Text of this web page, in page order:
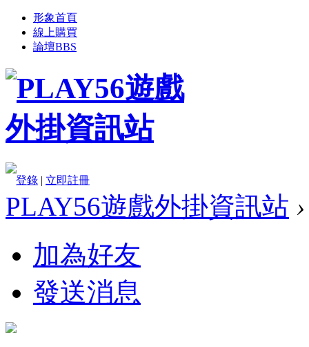
形象首頁
線上購買
論壇BBS
登錄 | 立即註冊
PLAY56遊戲外掛資訊站 ›
加為好友
發送消息